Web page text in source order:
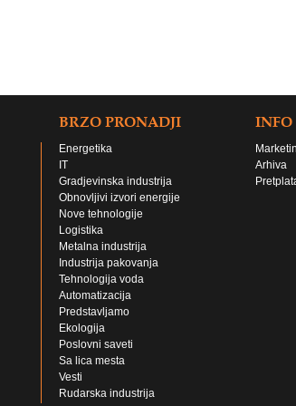
BRZO PRONADJI
Energetika
IT
Gradjevinska industrija
Obnovljivi izvori energije
Nove tehnologije
Logistika
Metalna industrija
Industrija pakovanja
Tehnologija voda
Automatizacija
Predstavljamo
Ekologija
Poslovni saveti
Sa lica mesta
Vesti
Rudarska industrija
INFO
Arhiva